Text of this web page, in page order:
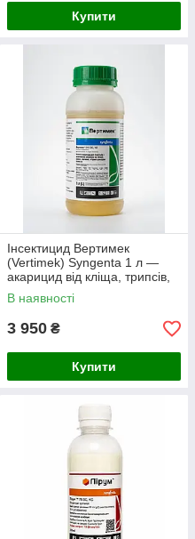
Купити
Інсектицид Вертимек
(Vertimek) Syngenta 1 л —
акарицид від кліща, трипсів,
мінерів
В наявності
3 950 ₴
Купити